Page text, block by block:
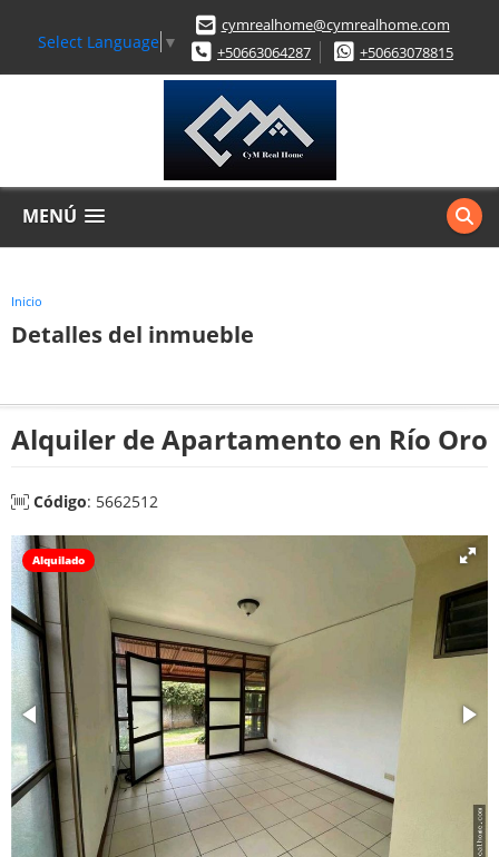
Select Language ▼
cymrealhome@cymrealhome.com
+50663064287
+50663078815
MENÚ
Inicio
Detalles del inmueble
Alquiler de Apartamento en Río Oro
Código: 5662512
Alquilado